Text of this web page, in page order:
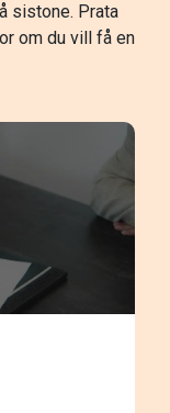
sistone. Prata
om du vill få en